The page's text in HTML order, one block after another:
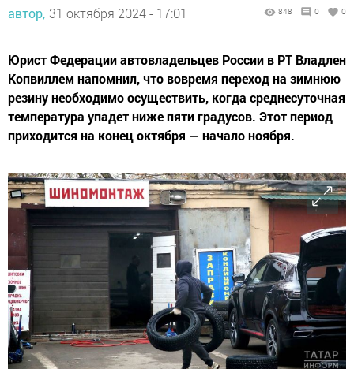
автор, 31 октября 2024 - 17:01 848 0 0
Юрист Федерации автовладельцев России в РТ Владлен
Копвиллем напомнил, что вовремя переход на зимнюю
резину необходимо осуществить, когда среднесуточная
температура упадет ниже пяти градусов. Этот период
приходится на конец октября — начало ноября.